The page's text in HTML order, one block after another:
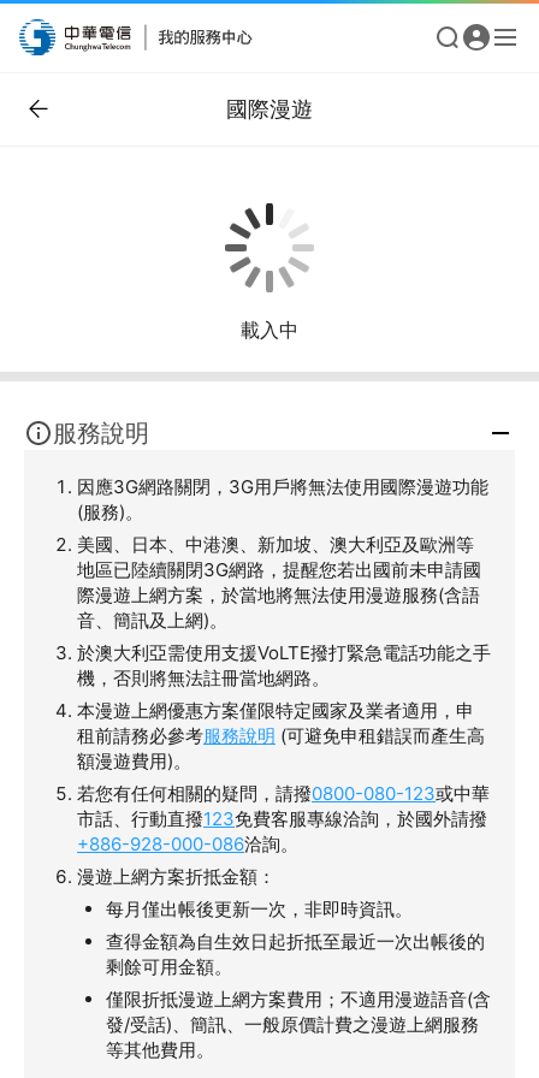
國際漫遊
載入中
服務說明
因應3G網路關閉，3G用戶將無法使用國際漫遊功能
(服務)。
美國、日本、中港澳、新加坡、澳大利亞及歐洲等
地區已陸續關閉3G網路，提醒您若出國前未申請國
際漫遊上網方案，於當地將無法使用漫遊服務(含語
音、簡訊及上網)。
於澳大利亞需使用支援VoLTE撥打緊急電話功能之手
機，否則將無法註冊當地網路。
本漫遊上網優惠方案僅限特定國家及業者適用，申
租前請務必參考服務說明 (可避免申租錯誤而產生高
額漫遊費用)。
若您有任何相關的疑問，請撥0800-080-123或中華
市話、行動直撥123免費客服專線洽詢，於國外請撥
+886-928-000-086洽詢。
漫遊上網方案折抵金額：
每月僅出帳後更新一次，非即時資訊。
查得金額為自生效日起折抵至最近一次出帳後的
剩餘可用金額。
僅限折抵漫遊上網方案費用；不適用漫遊語音(含
發/受話)、簡訊、一般原價計費之漫遊上網服務
等其他費用。